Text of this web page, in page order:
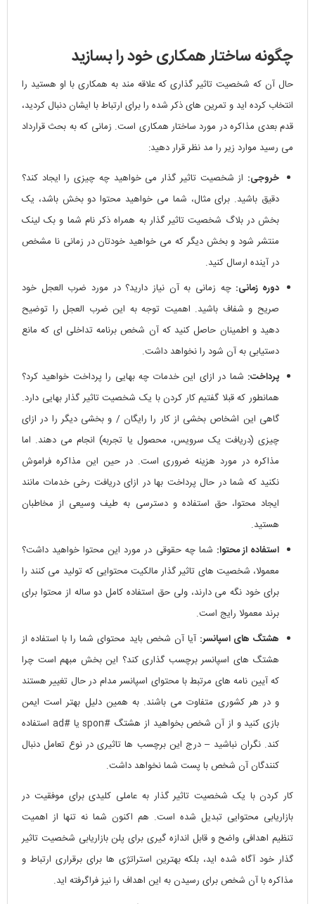
چگونه ساختار همکاری خود را بسازید
حال آن که شخصیت تاثیر گذاری که علاقه مند به همکاری با او هستید را
انتخاب کرده اید و تمرین های ذکر شده را برای ارتباط با ایشان دنبال کردید،
قدم بعدی مذاکره در مورد ساختار همکاری است. زمانی که به بحث قرارداد
می رسید موارد زیر را مد نظر قرار دهید:
خروجی: از شخصیت تاثیر گذار می خواهید چه چیزی را ایجاد کند؟
دقیق باشید. برای مثال، شما می خواهید محتوا دو بخش باشد، یک
بخش در بلاگ شخصیت تاثیر گذار به همراه ذکر نام شما و بک لینک
منتشر شود و بخش دیگر که می خواهید خودتان در زمانی نا مشخص
در آینده ارسال کنید.
دوره زمانی: چه زمانی به آن نیاز دارید؟ در مورد ضرب العجل خود
صریح و شفاف باشید. اهمیت توجه به این ضرب العجل را توضیح
دهید و اطمینان حاصل کنید که آن شخص برنامه تداخلی ای که مانع
دستیابی به آن شود را نخواهد داشت.
پرداخت: شما در ازای این خدمات چه بهایی را پرداخت خواهید کرد؟
همانطور که قبلا گفتیم کار کردن با یک شخصیت تاثیر گذار بهایی دارد.
گاهی این اشخاص بخشی از کار را رایگان / و بخشی دیگر را در ازای
چیزی (دریافت یک سرویس، محصول یا تجربه) انجام می دهند. اما
مذاکره در مورد هزینه ضروری است. در حین این مذاکره فراموش
نکنید که شما در حال پرداخت بها در ازای دریافت رخی خدمات مانند
ایجاد محتوا، حق استفاده و دسترسی به طیف وسیعی از مخاطبان
هستید.
استفاده از محتوا: شما چه حقوقی در مورد این محتوا خواهید داشت؟
معمولا، شخصیت های تاثیر گذار مالکیت محتوایی که تولید می کنند را
برای خود نگه می دارند، ولی حق استفاده کامل دو ساله از محتوا برای
برند معمولا رایج است.
هشتگ های اسپانسر: آیا آن شخص باید محتوای شما را با استفاده از
هشتگ های اسپانسر برچسب گذاری کند؟ این بخش مبهم است چرا
که آیین نامه های مرتبط با محتوای اسپانسر مدام در حال تغییر هستند
و در هر کشوری متفاوت می باشند. به همین دلیل بهتر است ایمن
بازی کنید و از آن شخص بخواهید از هشتگ #spon یا #ad استفاده
کند. نگران نباشید – درج این برچسب ها تاثیری در نوع تعامل دنبال
کنندگان آن شخص با پست شما نخواهد داشت.
کار کردن با یک شخصیت تاثیر گذار به عاملی کلیدی برای موفقیت در
بازاریابی محتوایی تبدیل شده است. هم اکنون شما نه تنها از اهمیت
تنظیم اهدافی واضح و قابل اندازه گیری برای پلن بازاریابی شخصیت تاثیر
گذار خود آگاه شده اید، بلکه بهترین استراتژی ها برای برقراری ارتباط و
مذاکره با آن شخص برای رسیدن به این اهداف را نیز فراگرفته اید.